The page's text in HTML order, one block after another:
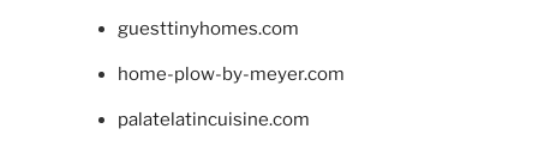
guesttinyhomes.com
home-plow-by-meyer.com
palatelatincuisine.com